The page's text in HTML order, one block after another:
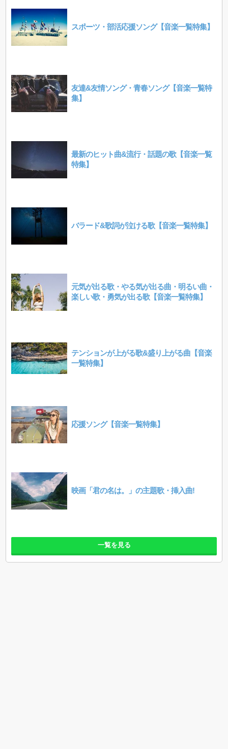
スポーツ・部活応援ソング【音楽一覧特集】
友達&友情ソング・青春ソング【音楽一覧特
集】
最新のヒット曲&流行・話題の歌【音楽一覧
特集】
バラード&歌詞が泣ける歌【音楽一覧特集】
元気が出る歌・やる気が出る曲・明るい曲・
楽しい歌・勇気が出る歌【音楽一覧特集】
テンションが上がる歌&盛り上がる曲【音楽
一覧特集】
応援ソング【音楽一覧特集】
映画「君の名は。」の主題歌・挿入曲!
一覧を見る